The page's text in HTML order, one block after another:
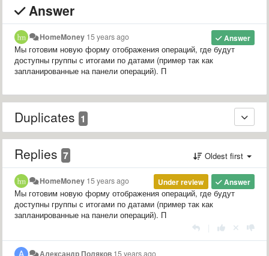
Answer
Answer
HomeMoney 15 years ago
Мы готовим новую форму отображения операций, где будут
доступны группы с итогами по датами (пример так как
запланированные на панели операций). П
Duplicates 1
Replies 7 Oldest first
Answer
Under review
HomeMoney 15 years ago
Мы готовим новую форму отображения операций, где будут
доступны группы с итогами по датами (пример так как
запланированные на панели операций). П
Александр Поляков 15 years ago